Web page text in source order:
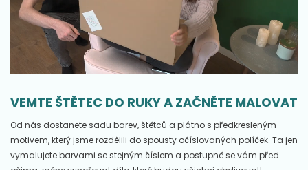
VEMTE ŠTĚTEC DO RUKY A ZAČNĚTE MALOVAT
Od nás dostanete sadu barev, štětců a plátno s předkresleným
motivem, který jsme rozdělili do spousty očíslovaných políček. Ta jen
vymalujete barvami se stejným číslem a postupně se vám před